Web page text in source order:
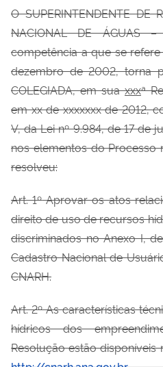
O SUPERINTENDENTE DE
NACIONAL DE ÁGUAS
competência a que se
dezembro de 2002, torna
COLEGIADA, em suaxxxª
em xx de xxxxxxx de 2012,
V, da Lei nº 9.984, de 17 de
nos elementos do Processo
resolveu:
Art. 1ºAprovar os atos
direito de uso de recursos
discriminados no Anexo I,
Cadastro Nacional de
CNARH.
Art. 2º As características
hídricos dos
Resolução estão